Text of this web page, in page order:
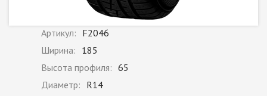
Артикул: F2046
Ширина: 185
Высота профиля: 65
Диаметр: R14